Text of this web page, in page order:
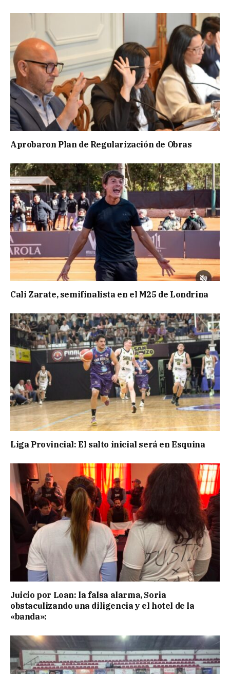
Aprobaron Plan de Regularización de Obras
Cali Zarate, semifinalista en el M25 de Londrina
Liga Provincial: El salto inicial será en Esquina
Juicio por Loan: la falsa alarma, Soria
obstaculizando una diligencia y el hotel de la
«banda»: